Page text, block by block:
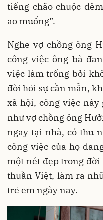
tiếng chão chuộc
ao muống”.
Nghe vợ chồng ông
công việc ông bà
việc làm trống bỏi
đòi hỏi sự cần mẫn,
xã hội, công việc
như vợ chồng ông
ngay tại nhà, có thu
công việc của họ
một nét đẹp trong
thuần Việt, làm ra
trẻ em ngày nay.